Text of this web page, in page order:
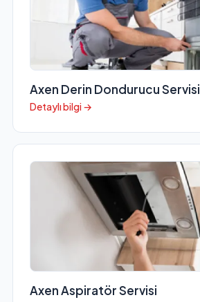
Axen Derin Dondurucu Servisi
Detaylı bilgi →
Axen Aspiratör Servisi